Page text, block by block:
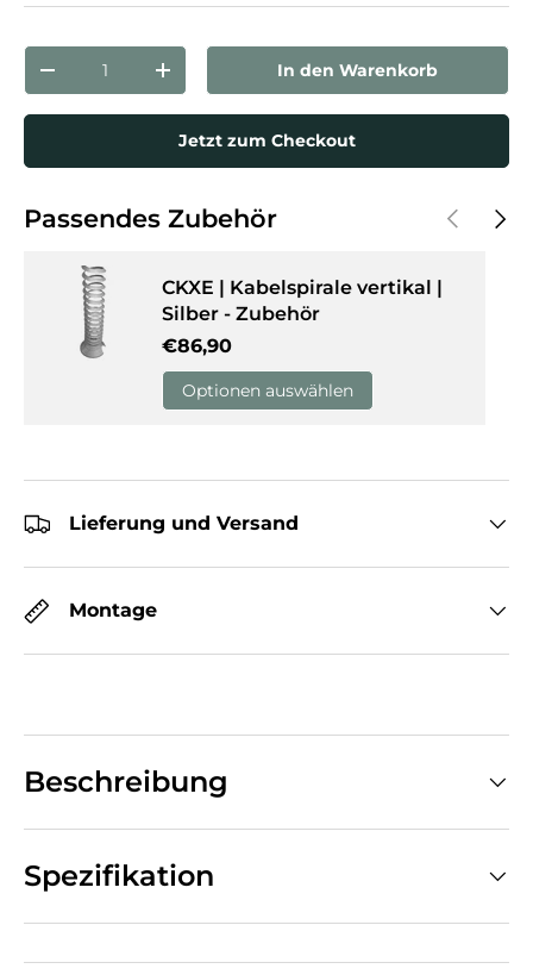
Anzahl
Menge verringernMenge erhöhenIn den Warenkorb
Jetzt zum Checkout
Passendes Zubehör Vorherige
CKXE | Kabelspirale vertikal |
Silber - Zubehör
Normaler Preis
€86,90
Optionen auswählen
Lieferung und Versand
Montage
Beschreibung
Spezifikation